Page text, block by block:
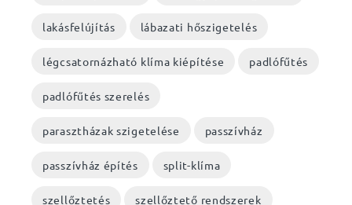
lakásfelújítás lábazati hőszigetelés
légcsatornázható klíma kiépítése padlófűtés
padlófűtés szerelés
parasztházak szigetelése passzívház
passzívház építés split-klíma
szellőztetés szellőztető rendszerek